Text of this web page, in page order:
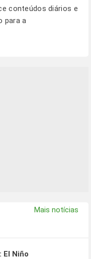
conteúdos diários e
para a
Mais notícias
El Niño